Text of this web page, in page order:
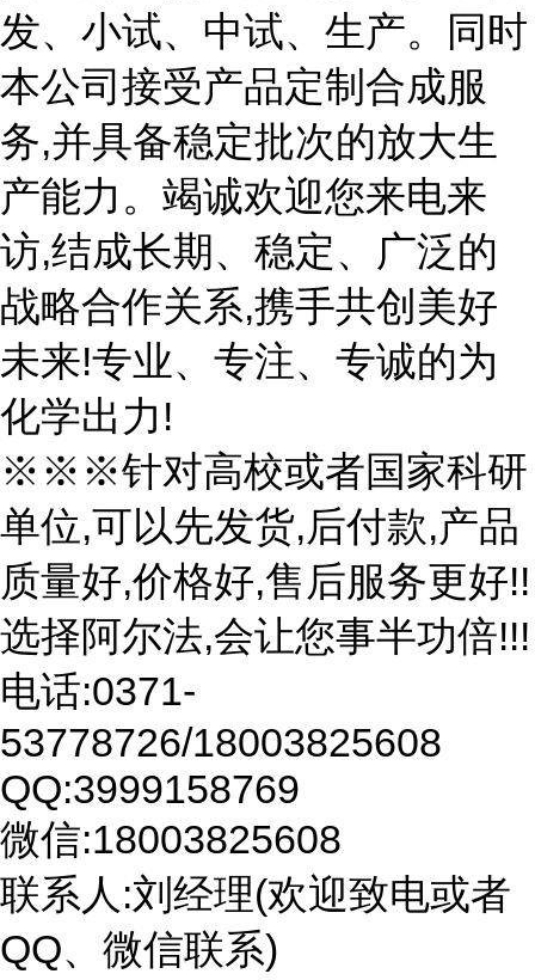
发、小试、中试、生产。同时
本公司接受产品定制合成服
务,并具备稳定批次的放大生
产能力。竭诚欢迎您来电来
访,结成长期、稳定、广泛的
战略合作关系,携手共创美好
未来!专业、专注、专诚的为
化学出力!
※※※针对高校或者国家科研
单位,可以先发货,后付款,产品
质量好,价格好,售后服务更好!!
选择阿尔法,会让您事半功倍!!!
电话:0371-
53778726/18003825608
QQ:3999158769
微信:18003825608
联系人:刘经理(欢迎致电或者
QQ、微信联系)